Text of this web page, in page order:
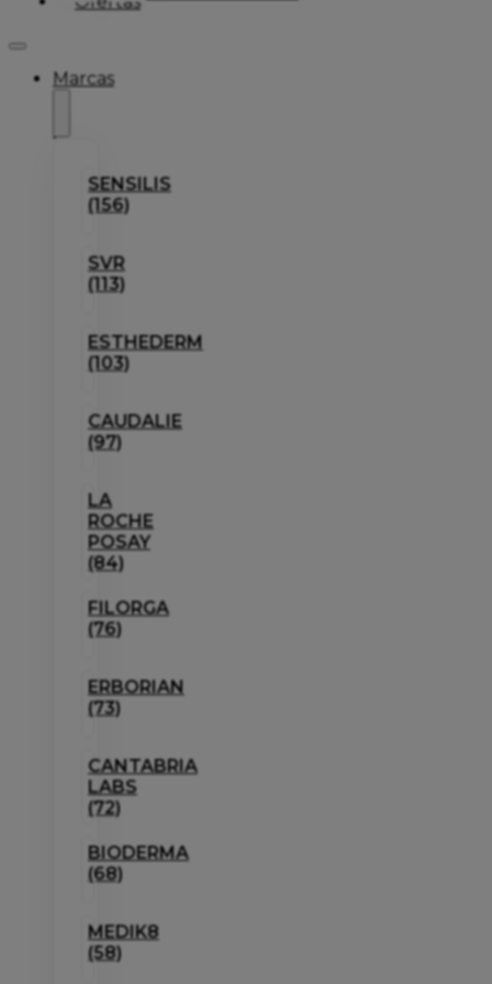
Marcas
SENSILIS
(156)
SVR
(113)
ESTHEDERM
(103)
CAUDALIE
(97)
LA
ROCHE
POSAY
(84)
FILORGA
(76)
ERBORIAN
(73)
CANTABRIA
LABS
(72)
BIODERMA
(68)
MEDIK8
(58)